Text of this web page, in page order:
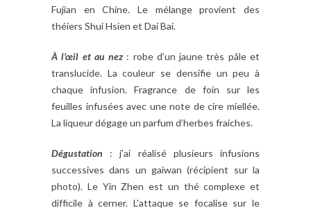
Fujian en Chine. Le mélange provient des
théiers Shui Hsien et Dai Bai.
À l’œil et au nez : robe d’un jaune très pâle et
translucide. La couleur se densifie un peu à
chaque infusion. Fragrance de foin sur les
feuilles infusées avec une note de cire miellée.
La liqueur dégage un parfum d’herbes fraiches.
Dégustation : j’ai réalisé plusieurs infusions
successives dans un gaiwan (récipient sur la
photo). Le Yin Zhen est un thé complexe et
difficile à cerner. L’attaque se focalise sur le